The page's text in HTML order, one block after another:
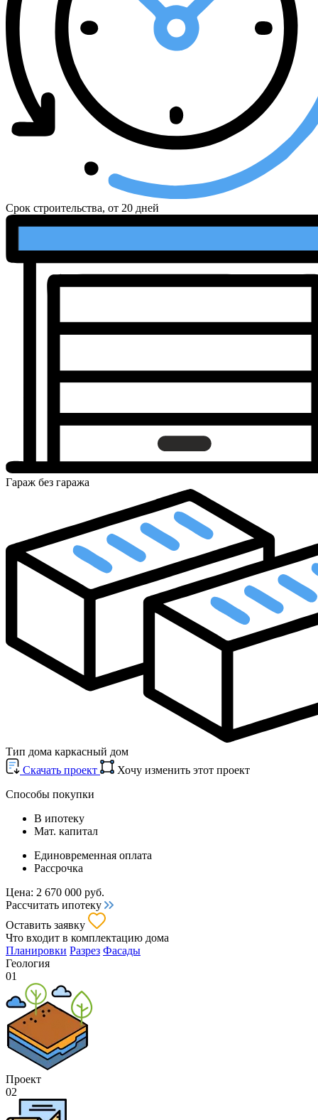
Срок строительства, от 20 дней
Гараж без гаража
Тип дома каркасный дом
Cкачать проект
Хочу изменить этот проект
Способы покупки
В ипотеку
Мат. капитал
Единовременная оплата
Рассрочка
Цена: 2 670 000 руб.
Рассчитать ипотеку
Оставить заявку
Что входит в комплектацию дома
Планировки Разрез Фасады
Геология
01
Проект
02